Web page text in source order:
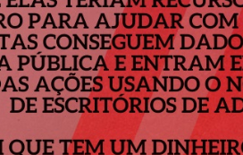
Associados foi fundado
e excelência com base
as particularidades de cada